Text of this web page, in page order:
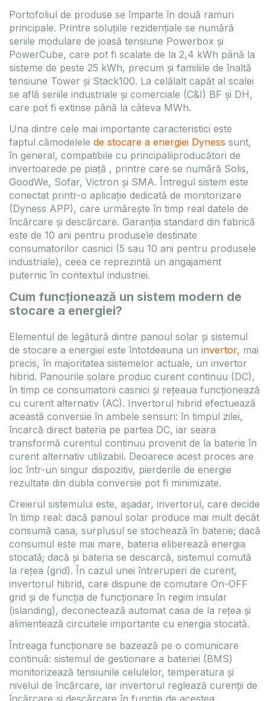
Portofoliul de produse se împarte în două ramuri
principale. Printre soluțiile rezidențiale se numără
seriile modulare de joasă tensiune Powerbox și
PowerCube, care pot fi scalate de la 2,4 kWh până la
sisteme de peste 25 kWh, precum și familiile de înaltă
tensiune Tower și Stack100. La celălalt capăt al scalei
se află seriile industriale și comerciale (C&I) BF și DH,
care pot fi extinse până la câteva MWh.
Una dintre cele mai importante caracteristici este
faptul cămodelele de stocare a energiei Dyness sunt,
în general, compatibile cu principaliiproducători de
invertoarede pe piață , printre care se numără Solis,
GoodWe, Sofar, Victron și SMA. Întregul sistem este
conectat printr-o aplicație dedicată de monitorizare
(Dyness APP), care urmărește în timp real datele de
încărcare și descărcare. Garanția standard din fabrică
este de 10 ani pentru produsele destinate
consumatorilor casnici (5 sau 10 ani pentru produsele
industriale), ceea ce reprezintă un angajament
puternic în contextul industriei.
Cum funcționează un sistem modern de
stocare a energiei?
Elementul de legătură dintre panoul solar și sistemul
de stocare a energiei este întotdeauna un invertor, mai
precis, în majoritatea sistemelor actuale, un invertor
hibrid. Panourile solare produc curent continuu (DC),
în timp ce consumatorii casnici și rețeaua funcționează
cu curent alternativ (AC). Invertorul hibrid efectuează
această conversie în ambele sensuri: în timpul zilei,
încarcă direct bateria pe partea DC, iar seara
transformă curentul continuu provenit de la baterie în
curent alternativ utilizabil. Deoarece acest proces are
loc într-un singur dispozitiv, pierderile de energie
rezultate din dubla conversie pot fi minimizate.
Creierul sistemului este, așadar, invertorul, care decide
în timp real: dacă panoul solar produce mai mult decât
consumă casa, surplusul se stochează în baterie; dacă
consumul este mai mare, bateria eliberează energia
stocată; dacă și bateria se descarcă, sistemul comută
la rețea (grid). În cazul unei întreruperi de curent,
invertorul hibrid, care dispune de comutare On-OFF
grid și de funcția de funcționare în regim insular
(islanding), deconectează automat casa de la rețea și
alimentează circuitele importante cu energia stocată.
Întreaga funcționare se bazează pe o comunicare
continuă: sistemul de gestionare a bateriei (BMS)
monitorizează tensiunile celulelor, temperatura și
nivelul de încărcare, iar invertorul reglează curenții de
încărcare și descărcare în funcție de acestea.